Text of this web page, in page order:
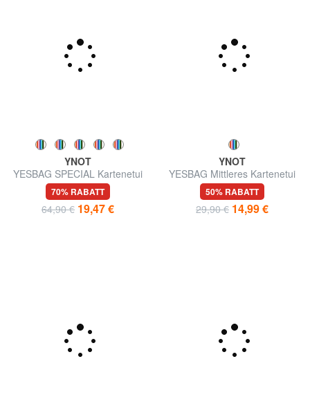
YNOT
YESBAG SPECIAL Kartenetui
mit Doppelreißverschluss
70% RABATT
64,90 € 19,47 €
YNOT
YESBAG Mittleres Kartenetui
mit Münzfach
50% RABATT
29,90 € 14,99 €